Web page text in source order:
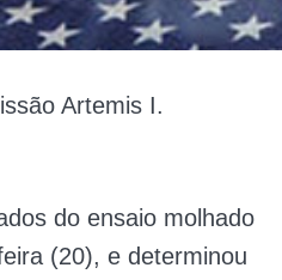
Artemis I.
do ensaio molhado
(20), e determinou